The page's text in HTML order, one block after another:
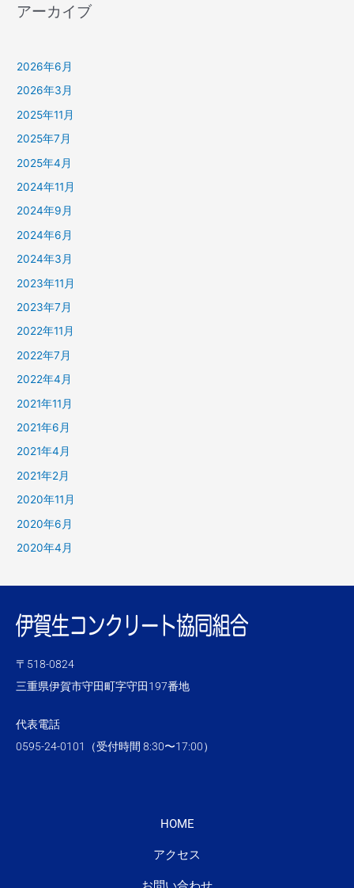
アーカイブ
2026年6月
2026年3月
2025年11月
2025年7月
2025年4月
2024年11月
2024年9月
2024年6月
2024年3月
2023年11月
2023年7月
2022年11月
2022年7月
2022年4月
2021年11月
2021年6月
2021年4月
2021年2月
2020年11月
2020年6月
2020年4月
〒518-0824
三重県伊賀市守田町字守田197番地
代表電話
0595-24-0101（受付時間 8:30〜17:00）
HOME
アクセス